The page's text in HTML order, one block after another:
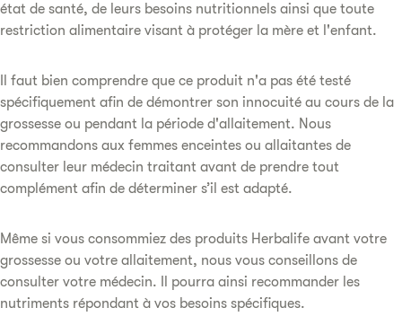
état de santé, de leurs besoins nutritionnels ainsi que toute
restriction alimentaire visant à protéger la mère et l'enfant.
Il faut bien comprendre que ce produit n'a pas été testé
spécifiquement afin de démontrer son innocuité au cours de la
grossesse ou pendant la période d'allaitement. Nous
recommandons aux femmes enceintes ou allaitantes de
consulter leur médecin traitant avant de prendre tout
complément afin de déterminer s’il est adapté.
Même si vous consommiez des produits Herbalife avant votre
grossesse ou votre allaitement, nous vous conseillons de
consulter votre médecin. Il pourra ainsi recommander les
nutriments répondant à vos besoins spécifiques.